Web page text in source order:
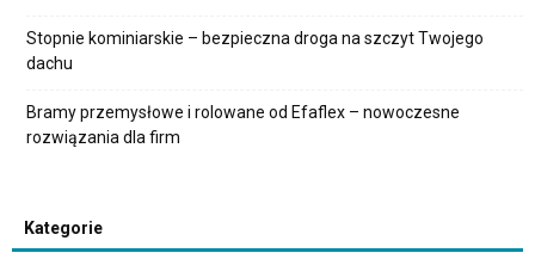
Stopnie kominiarskie – bezpieczna droga na szczyt Twojego
dachu
Bramy przemysłowe i rolowane od Efaflex – nowoczesne
rozwiązania dla firm
Kategorie